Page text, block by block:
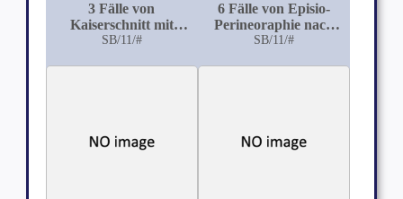
3 Fälle von
Kaiserschnitt mit
querem Fundalschnitt
SB/11/#
6 Fälle von Episio-
Perineoraphie nach
Sänger (Lawson Tait)
SB/11/#